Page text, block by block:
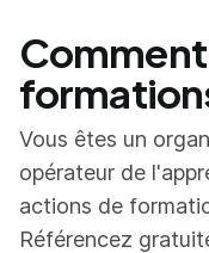
Vous êtes un
opérateur de
actions de
Référencez